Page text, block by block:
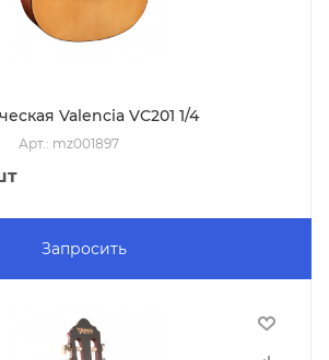
Valencia VC201 1/4
Арт.: mz001897
Запросить